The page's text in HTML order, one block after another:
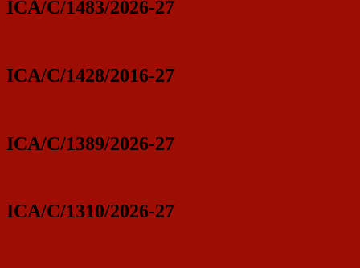
ICA/C/1483/2026-27
ICA/C/1428/2016-27
ICA/C/1389/2026-27
ICA/C/1310/2026-27